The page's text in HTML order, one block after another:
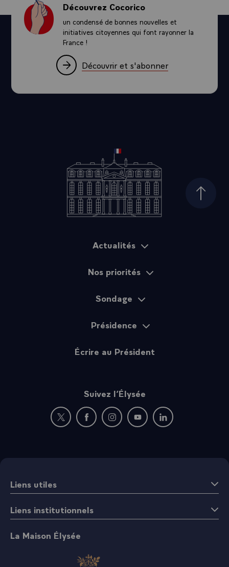
Découvrez Cocorico
un condensé de bonnes nouvelles et
initiatives citoyennes qui font rayonner la
France !
Découvrir et s'abonner
Haut
Actualités
Nos priorités
Sondage
Présidence
Écrire au Président
Suivez l’Élysée
Nouvelle fenêtre : rejoignez-nous sur Twitter
Nouvelle fenêtre : rejoignez-nous sur
Nouvelle fenêtre : rejoignez-nous
Nouvelle fenêtre :
Nouvelle fenêtre :
Liens utiles
Liens institutionnels
La Maison Élysée